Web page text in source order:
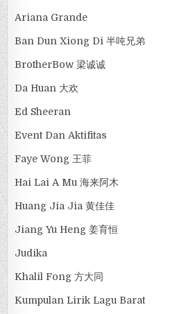
Ariana Grande
Ban Dun Xiong Di 半吨兄弟
BrotherBow 梁诚诚
Da Huan 大欢
Ed Sheeran
Event Dan Aktifitas
Faye Wong 王菲
Hai Lai A Mu 海来阿木
Huang Jia Jia 黄佳佳
Jiang Yu Heng 姜育恒
Judika
Khalil Fong 方大同
Kumpulan Lirik Lagu Barat